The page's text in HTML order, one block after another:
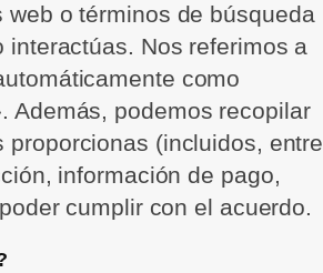
o términos de búsqueda
Nos referimos a
como
Además, podemos recopilar
(incluidos, entre
información de pago,
cumplir con el acuerdo.